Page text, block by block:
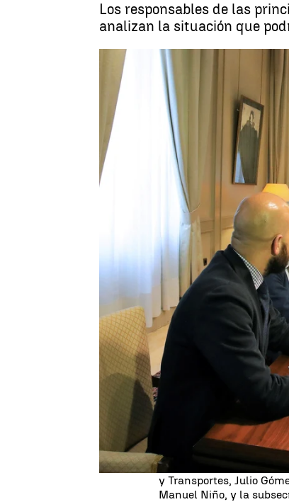
Los responsables de las
analizan la situación que
Antena 3 Noticias Madrid
Publicado: 05 de febrero de 2018, 15:47
El Ministerio de
para analizar y seguir
teniendo en las redes
Ministerio.
El gabinete de crisis
y lo integran los
Alfaro, y Adif, Juan
También forman parte
y Transportes, Julio
Manuel Niño, y la